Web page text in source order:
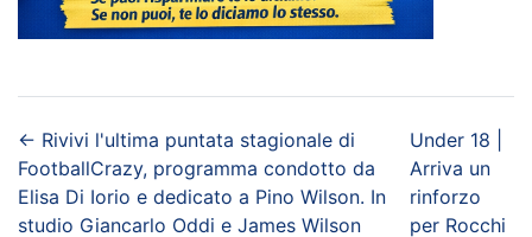
← Rivivi l'ultima puntata stagionale di
FootballCrazy, programma condotto da
Elisa Di Iorio e dedicato a Pino Wilson. In
studio Giancarlo Oddi e James Wilson
Under 18 |
Arriva un
rinforzo
per Rocchi